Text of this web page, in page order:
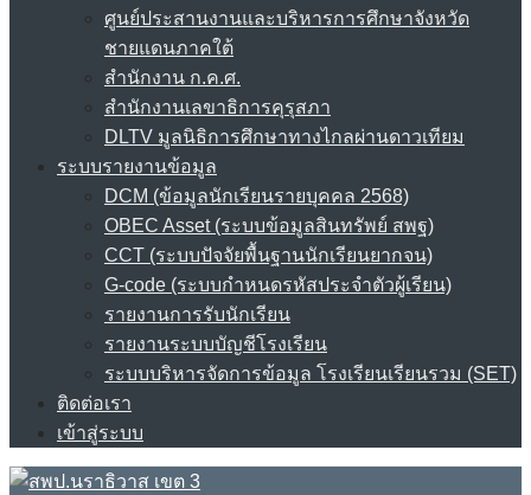
ศูนย์ประสานงานและบริหารการศึกษาจังหวัด
ชายแดนภาคใต้
สำนักงาน ก.ค.ศ.
สำนักงานเลขาธิการคุรุสภา
DLTV มูลนิธิการศึกษาทางไกลผ่านดาวเทียม
ระบบรายงานข้อมูล
DCM (ข้อมูลนักเรียนรายบุคคล 2568)
OBEC Asset (ระบบข้อมูลสินทรัพย์ สพฐ)
CCT (ระบบปัจจัยพื้นฐานนักเรียนยากจน)
G-code (ระบบกำหนดรหัสประจำตัวผู้เรียน)
รายงานการรับนักเรียน
รายงานระบบบัญชีโรงเรียน
ระบบบริหารจัดการข้อมูล โรงเรียนเรียนรวม (SET)
ติดต่อเรา
เข้าสู่ระบบ